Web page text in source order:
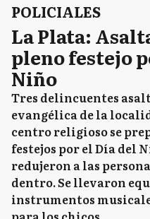
POLICIALES
La Plata:
pleno festejo
Niño
Tres delincuentes
evangélica de la
centro religioso se
festejos por el Día del
redujeron a las
dentro. Se llevaron
instrumentos